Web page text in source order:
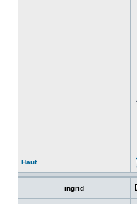
Haut
ingrid